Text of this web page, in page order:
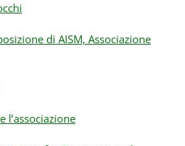
di AISM, Associazione